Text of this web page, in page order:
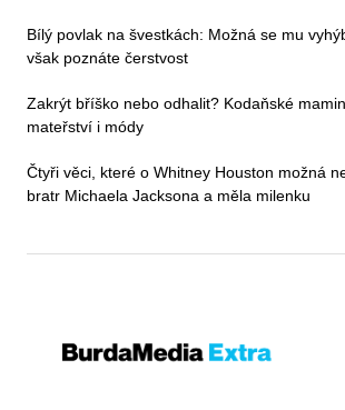
Bílý povlak na švestkách: Možná se mu
však poznáte čerstvost
Zakrýt bříško nebo odhalit? Kodaňské
mateřství i módy
Čtyři věci, které o Whitney Houston možná
bratr Michaela Jacksona a měla milenku